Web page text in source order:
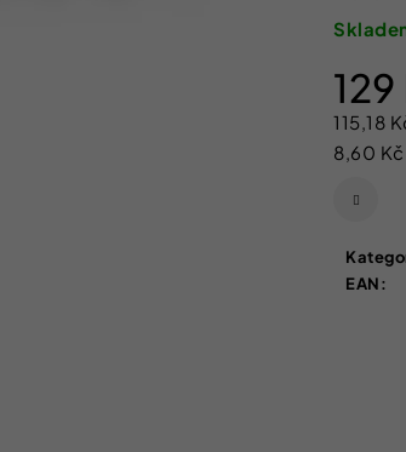
115,18
Měrná
8,60 Kč
EAN: